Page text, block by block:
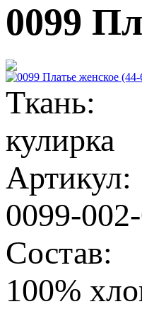
0099
Ткань:
кулирка
Артикул:
0099-
Состав:
100%